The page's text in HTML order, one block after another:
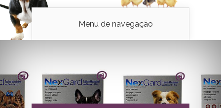
Menu de navegação